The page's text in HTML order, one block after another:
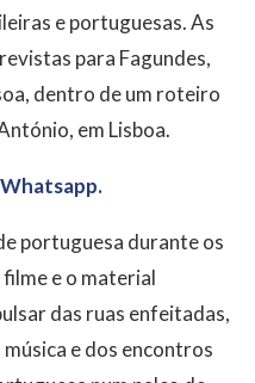
e portuguesas. As
para Fagundes,
dentro de um roteiro
em Lisboa.
portuguesa durante os
e o material
das ruas enfeitadas,
e dos encontros